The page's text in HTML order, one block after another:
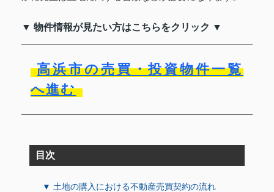
▼ 物件情報が見たい方はこちらをクリック ▼
高浜市の売買・投資物件一覧
へ進む
目次
▼ 土地の購入における不動産売買契約の流れ